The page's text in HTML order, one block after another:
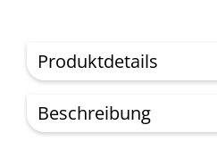
Produktdetails
Beschreibung